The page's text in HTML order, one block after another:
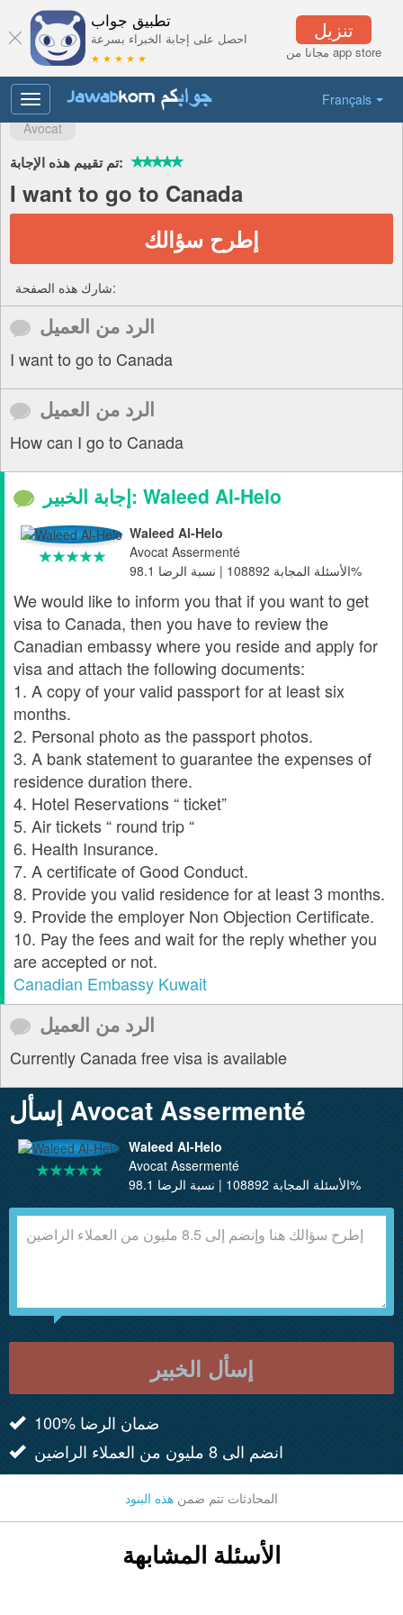
تنزيل
مجانا من app store
تطبيق جواب
احصل على إجابة الخبراء بسرعة
★ ★ ★ ★ ★
Français
Toggle
navigation
Avocat
تم تقييم هذه الإجابة:
I want to go to Canada
إطرح سؤالك
شارك هذه الصفحة:
الرد من العميل
I want to go to Canada
الرد من العميل
How can I go to Canada
إجابة الخبير: Waleed Al-Helo
Waleed Al-Helo
Avocat Assermenté
الأسئلة المجابة 108892 | نسبة الرضا 98.1%
We would like to inform you that if you want to get
visa to Canada, then you have to review the
Canadian embassy where you reside and apply for
visa and attach the following documents:
1. A copy of your valid passport for at least six
months.
2. Personal photo as the passport photos.
3. A bank statement to guarantee the expenses of
residence duration there.
4. Hotel Reservations “ ticket”
5. Air tickets “ round trip “
6. Health Insurance.
7. A certificate of Good Conduct.
8. Provide you valid residence for at least 3 months.
9. Provide the employer Non Objection Certificate.
10. Pay the fees and wait for the reply whether you
are accepted or not.
Canadian Embassy Kuwait
الرد من العميل
Currently Canada free visa is available
إسأل Avocat Assermenté
Waleed Al-Helo
Avocat Assermenté
الأسئلة المجابة 108892 | نسبة الرضا 98.1%
إسأل الخبير
100% ضمان الرضا
انضم الى 8 مليون من العملاء الراضين
المحادثات تتم ضمن هذه البنود
الأسئلة المشابهة